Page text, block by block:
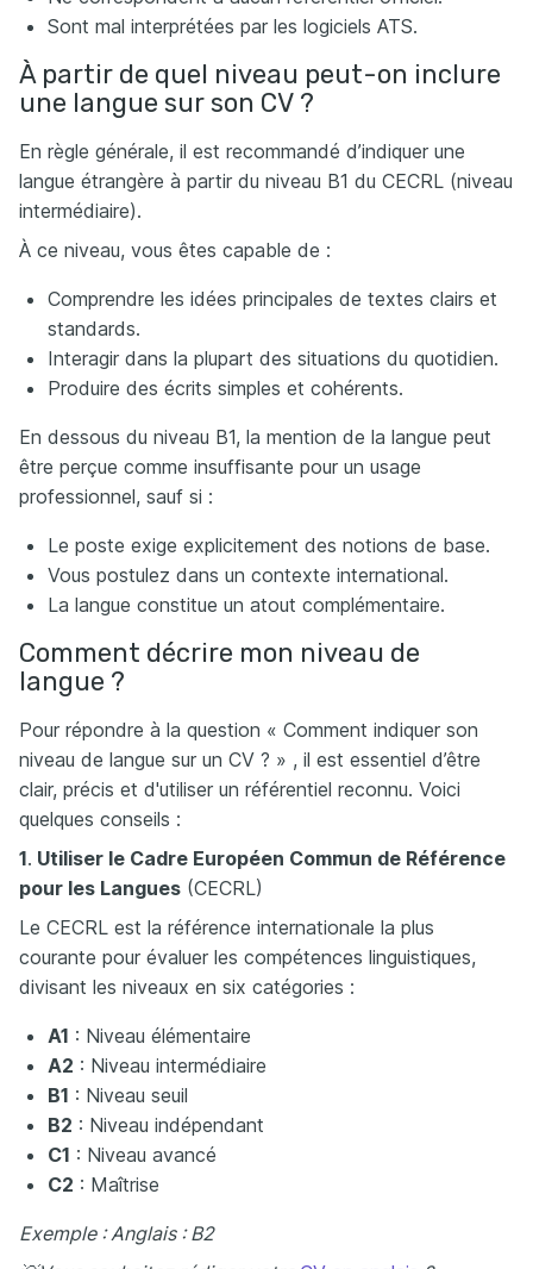
Sont mal interprétées par les logiciels ATS.
À partir de quel niveau peut-on inclure
une langue sur son CV ?
En règle générale, il est recommandé d’indiquer une
langue étrangère à partir du niveau B1 du CECRL (niveau
intermédiaire).
À ce niveau, vous êtes capable de :
Comprendre les idées principales de textes clairs et
standards.
Interagir dans la plupart des situations du quotidien.
Produire des écrits simples et cohérents.
En dessous du niveau B1, la mention de la langue peut
être perçue comme insuffisante pour un usage
professionnel, sauf si :
Le poste exige explicitement des notions de base.
Vous postulez dans un contexte international.
La langue constitue un atout complémentaire.
Comment décrire mon niveau de
langue ?
Pour répondre à la question « Comment indiquer son
niveau de langue sur un CV ? » , il est essentiel d’être
clair, précis et d'utiliser un référentiel reconnu. Voici
quelques conseils :
1. Utiliser le Cadre Européen Commun de Référence
pour les Langues (CECRL)
Le CECRL est la référence internationale la plus
courante pour évaluer les compétences linguistiques,
divisant les niveaux en six catégories :
A1 : Niveau élémentaire
A2 : Niveau intermédiaire
B1 : Niveau seuil
B2 : Niveau indépendant
C1 : Niveau avancé
C2 : Maîtrise
Exemple : Anglais : B2